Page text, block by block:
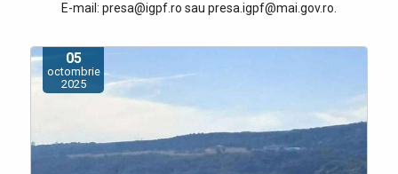
E-mail: presa@igpf.ro sau presa.igpf@mai.gov.ro.
05
octombrie
2025